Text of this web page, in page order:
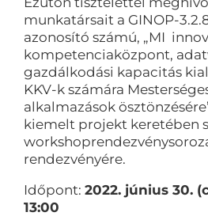
munkatársait a GINOP-
azonosító számú, „MI
kompetenciaközpont,
gazdálkodási kapacitás
KKV-k számára
alkalmazások
kiemelt projekt keretében
rendezvényére.
Időpont: 2022. június 30.
13:00